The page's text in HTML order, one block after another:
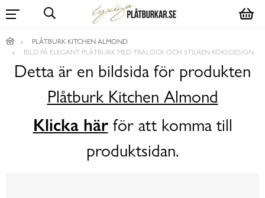
PLÅTBURK KITCHEN ALMOND
BILD PÅ ELEGANT PLÅTBURK MED TRÄLOCK OCH STILREN KÖKSDESIGN
Detta är en bildsida för produkten
Plåtburk Kitchen Almond
Klicka härför att komma till
produktsidan.